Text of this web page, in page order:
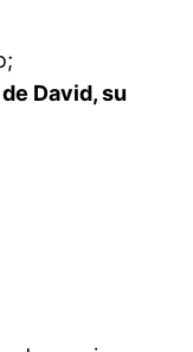
David, su